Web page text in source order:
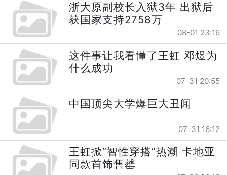
浙大原副校长入狱3年 出狱后
获国家支持2758万
08-01 23:16
这件事让我看懂了王虹 邓煜为
什么成功
07-31 20:55
中国顶尖大学爆巨大丑闻
07-31 16:12
王虹掀“智性穿搭”热潮 卡地亚
同款首饰售罄